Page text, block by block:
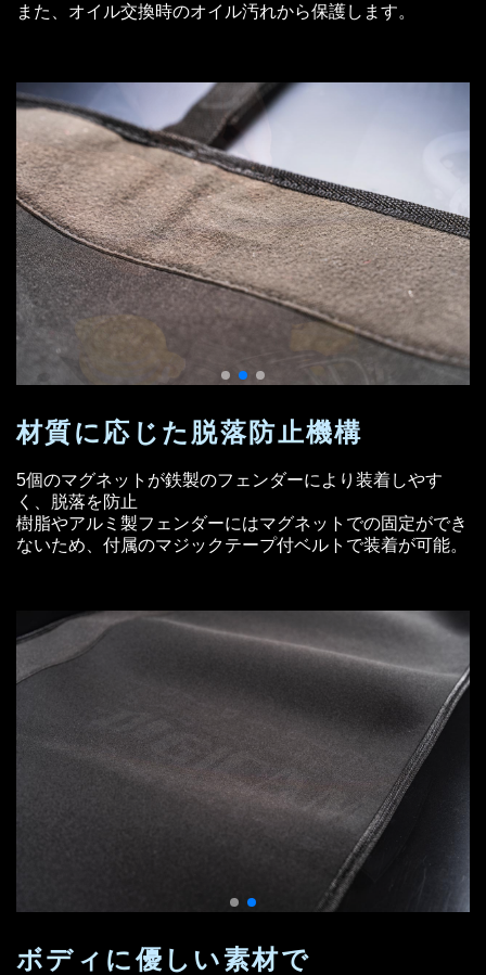
また、オイル交換時のオイル汚れから保護します。
材質に応じた 脱落防止機構
5個のマグネットが鉄製のフェンダーにより装着しやす
く、脱落を防止
樹脂やアルミ製フェンダーにはマグネットでの固定ができ
ないため、付属のマジックテープ付ベルトで装着が可能。
ボディに優しい素材で